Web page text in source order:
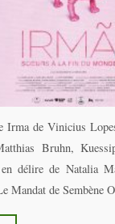
Irma de Vinicius
Bruhn,
délire de Natalia
Mandat de Sembène